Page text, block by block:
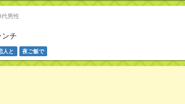
男性
ンチ
人と 夜ご飯で